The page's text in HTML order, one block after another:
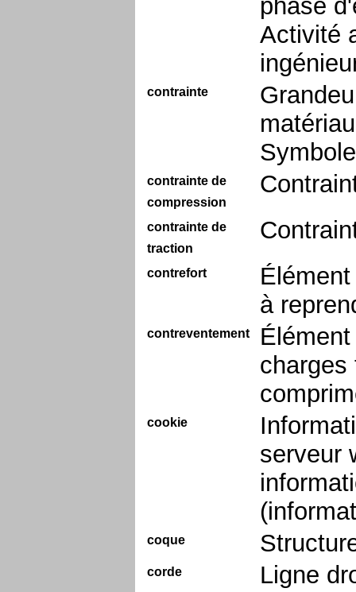
phase
Activité
contrainte
contrainte de
compression
contrainte de
traction
contrefort
à
contreventement
charges
cookie
serveur
coque
corde Ligne